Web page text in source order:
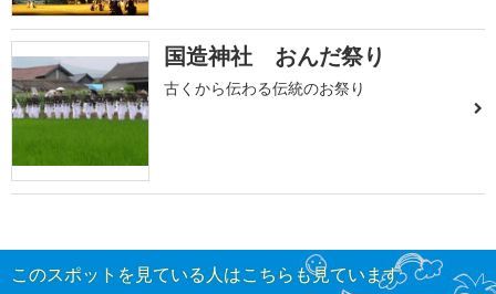
国造神社 おんだ祭り
古くから伝わる伝統のお祭り
このスポットを見ている人はこちらも見ています